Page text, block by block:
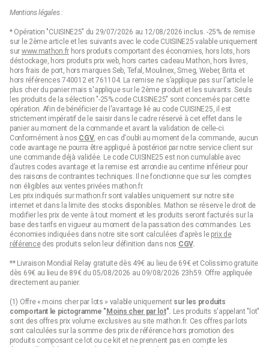
Mentions légales :
* Opération "CUISINE25" du 29/07/2026 au 12/08/2026 inclus. -25% de remise
sur le 2ème article et les suivants avec le code CUISINE25 valable uniquement
sur www.mathon.frhors produits comportant des économies, hors lots, hors
déstockage, hors produits prix web, hors cartes cadeau Mathon, hors livres,
hors frais de port, hors marques Seb, Tefal, Moulinex, Smeg, Weber, Brita et
hors références 740012 et 761104. La remise ne s’applique pas sur l’article le
plus cher du panier mais s'applique sur le 2ème produit et les suivants. Seuls
les produits de la sélection "-25% code CUISINE25" sont concernés par cette
opération. Afin de bénéficier de l'avantage lié au code CUISINE25, il est
strictement impératif de le saisir dans le cadre réservé à cet effet dans le
panier au moment de la commande et avant la validation de celle-ci.
Conformément à nos CGV, en cas d'oubli au moment de la commande, aucun
code avantage ne pourra être appliqué à postériori par notre service client sur
une commande déjà validée. Le code CUISINE25 est non cumulable avec
d’autres codes avantage et la remise est arrondie au centime inférieur pour
des raisons de contraintes techniques. Il ne fonctionne que sur les comptes
non éligibles aux ventes privées mathon.fr.
Les prix indiqués sur mathon.fr sont valables uniquement sur notre site
internet et dans la limite des stocks disponibles. Mathon se réserve le droit de
modifier les prix de vente à tout moment et les produits seront facturés sur la
base des tarifs en vigueur au moment de la passation des commandes. Les
économies indiquées dans notre site sont calculées d'après le prix de
référencedes produits selon leur définition dans nos CGV.
** Livraison Mondial Relay gratuite dès 49€ au lieu de 69€ et Colissimo gratuite
dès 69€ au lieu de 89€ du 05/08/2026 au 09/08/2026 23h59. Offre appliquée
directement au panier.
(1) Offre « moins cher par lots » valable uniquement sur les produits
comportant le pictogramme "Moins cher par lot". Les produits s'appelant "lot"
sont des offres prix volume exclusives au site mathon.fr. Ces offres par lots
sont calculées sur la somme des prix de référence hors promotion des
produits composant ce lot ou ce kit et ne prennent pas en compte les